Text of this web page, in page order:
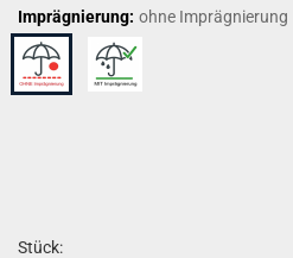
Imprägnierung: ohne Imprägnierung
Stück: